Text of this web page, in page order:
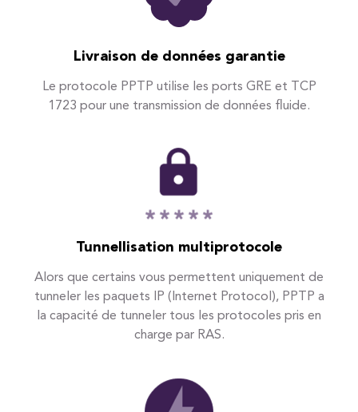
Livraison de données garantie
Le protocole PPTP utilise les ports GRE et TCP
1723 pour une transmission de données fluide.
Tunnellisation multiprotocole
Alors que certains vous permettent uniquement de
tunneler les paquets IP (Internet Protocol), PPTP a
la capacité de tunneler tous les protocoles pris en
charge par RAS.